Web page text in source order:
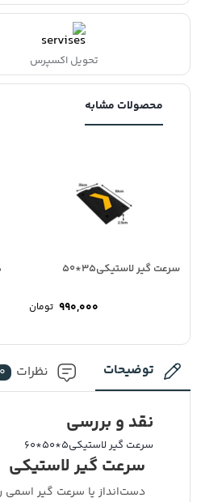
تحویل اکسپرس
محصولات مشابه
سرعت گیر لاستیکی35*50
990,000 تومان
توضیحات نظرات 0
نقد و بررسی
سرعت گیر لاستیکی5*50*60
سرعت گیر لاستیکی
دست‌انداز یا سرعت گیر اسمی